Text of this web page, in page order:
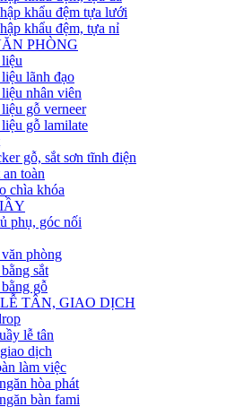
khẩu đệm tựa lưới
khẩu đệm, tựa nỉ
PHÒNG
lãnh đạo
nhân viên
gỗ verneer
gỗ lamilate
gỗ, sắt sơn tĩnh điện
toàn
chìa khóa
phụ, góc nối
phòng
sắt
gỗ
TÂN, GIAO DỊCH
lễ tân
dịch
làm việc
hòa phát
bàn fami